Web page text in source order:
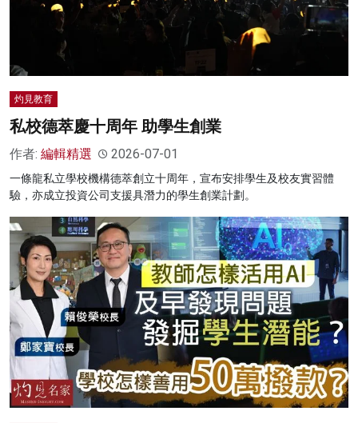
灼見教育
私校德萃慶十周年 助學生創業
作者: 編輯精選 2026-07-01
一條龍私立學校機構德萃創立十周年，宣布安排學生及校友實習體
驗，亦成立投資公司支援具潛力的學生創業計劃。